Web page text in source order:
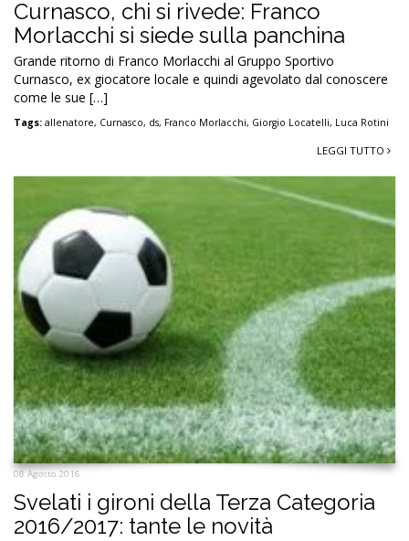
Curnasco, chi si rivede: Franco
Morlacchi si siede sulla panchina
Grande ritorno di Franco Morlacchi al Gruppo Sportivo
Curnasco, ex giocatore locale e quindi agevolato dal conoscere
come le sue […]
Tags: allenatore, Curnasco, ds, Franco Morlacchi, Giorgio Locatelli, Luca Rotini
LEGGI TUTTO
08 Agosto 2016
Svelati i gironi della Terza Categoria
2016/2017: tante le novità